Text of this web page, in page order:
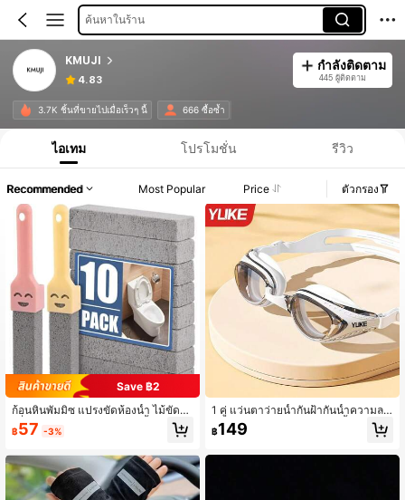
ค้นหาในร้าน
KMUJI
4.83
กำลังติดตาม
445 ผู้ติดตาม
3.7K ชิ้นที่ขายไปเมื่อเร็วๆ นี้ 666 ซื้อซ้ำ
ไอเทม โปรโมชั่น รีวิว
Recommended Most Popular Price ตัวกรอง
Save ฿2
ก้อนหินพัมมิซ แปรงขัดห้องน้ำ ไม้ขัดถู เ
ครื่องมือทำความสะอาดห้องน้ำด้วยมือ
จับ ขจัดคราบหินปูน วงแหวนน้ำแข็ง แ
งย่าง กระเบื้อง เครื่องมือทำความสะอา
ด
฿57 -3%
1 คู่ แว่นตาว่ายน้ำกันฝ้ากันน้ำความละเ
อียดสูงระดับมืออาชีพ, ใช้ได้ทั้งชายและ
หญิง - สบาย, สะพานจมูกปรับได้, กรอบ
฿149